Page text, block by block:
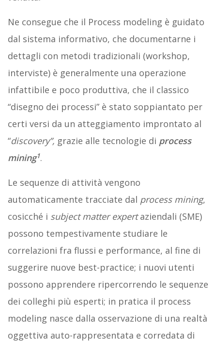
Ne consegue che il Process modeling è guidato
dal sistema informativo, che documentarne i
dettagli con metodi tradizionali (workshop,
interviste) è generalmente una operazione
infattibile e poco produttiva, che il classico
“disegno dei processi” è stato soppiantato per
certi versi da un atteggiamento improntato al
“discovery”, grazie alle tecnologie di process
mining1.
Le sequenze di attività vengono
automaticamente tracciate dal process mining,
cosicché i subject matter expertaziendali (SME)
possono tempestivamente studiare le
correlazioni fra flussi e performance, al fine di
suggerire nuove best-practice; i nuovi utenti
possono apprendere ripercorrendo le sequenze
dei colleghi più esperti; in pratica il process
modeling nasce dalla osservazione di una realtà
oggettiva auto-rappresentata e corredata di